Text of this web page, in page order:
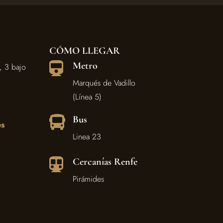
3 bajo
CÓMO LLEGAR
 Metro
Marqués de Vadillo
(Línea 5)
 Bus
Linea 23
 Cercanías Renfe
Pirámides